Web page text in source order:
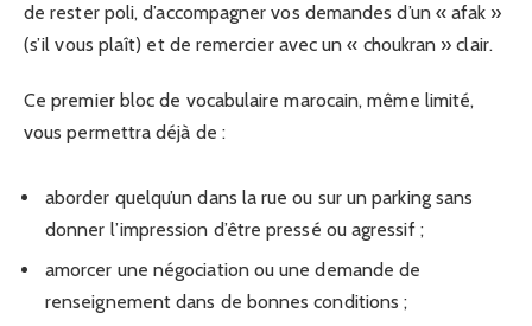
de rester poli, d’accompagner vos demandes d’un « afak »
(s’il vous plaît) et de remercier avec un « choukran » clair.
Ce premier bloc de vocabulaire marocain, même limité,
vous permettra déjà de :
aborder quelqu’un dans la rue ou sur un parking sans
donner l’impression d’être pressé ou agressif ;
amorcer une négociation ou une demande de
renseignement dans de bonnes conditions ;